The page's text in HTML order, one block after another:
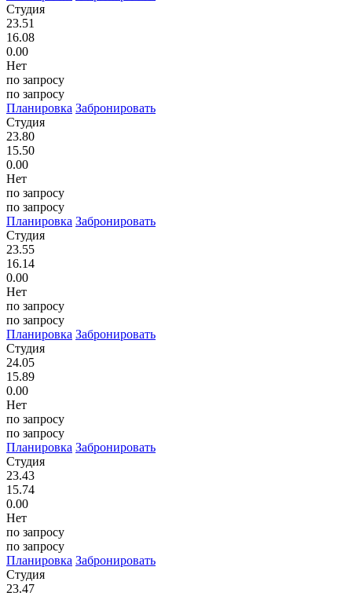
Студия
23.51
16.08
0.00
Нет
по запросу
по запросу
Планировка Забронировать
Студия
23.80
15.50
0.00
Нет
по запросу
по запросу
Планировка Забронировать
Студия
23.55
16.14
0.00
Нет
по запросу
по запросу
Планировка Забронировать
Студия
24.05
15.89
0.00
Нет
по запросу
по запросу
Планировка Забронировать
Студия
23.43
15.74
0.00
Нет
по запросу
по запросу
Планировка Забронировать
Студия
23.47